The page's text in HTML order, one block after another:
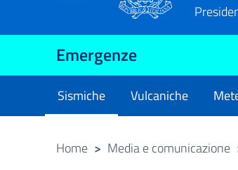
Emergenze
Sismiche
current Vulcaniche
Home > Media e comunicazione